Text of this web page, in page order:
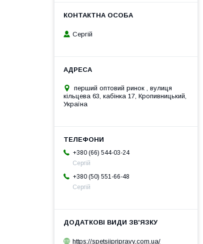
Сергій
перший оптовий ринок , вулиця
кільцева 63, кабінка 17, Кропивницький,
Україна
+380 (66) 544-03-24
Сергій
+380 (50) 551-66-48
Сергій
https://spetsiipripravy.com.ua/